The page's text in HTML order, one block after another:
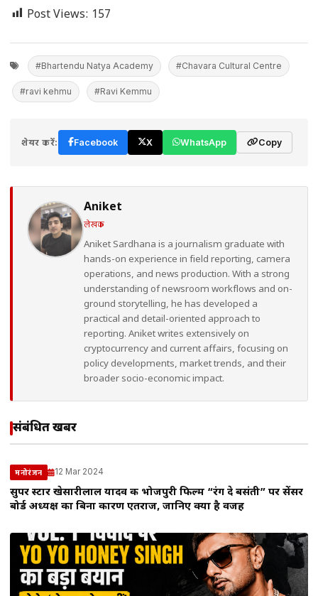
Post Views: 157
#Bhartendu Natya Academy #Chavara Cultural Centre
#ravi kehmu #Ravi Kemmu
शेयर करें: Facebook X WhatsApp Copy
Aniket
लेखक
Aniket Sardhana is a journalism graduate with
hands-on experience in field reporting, camera
operations, and news production. With a strong
understanding of newsroom workflows and on-
ground storytelling, he has developed a
practical and detail-oriented approach to
reporting. Aniket writes extensively on
cryptocurrency and current affairs, focusing on
policy developments, market trends, and their
broader socio-economic impact.
संबंधित खबरें
मनोरंजन 12 Mar 2024
सुपर स्टार खेसारीलाल यादव की भोजपुरी फिल्म “रंग दे बसंती” पर सेंसर
बोर्ड अध्यक्ष का बिना कारण एतराज, जानिए क्या है वजह